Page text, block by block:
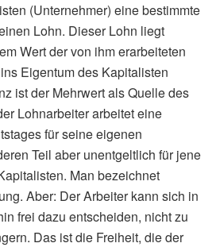
(Unternehmer) eine bestimmte
Lohn. Dieser Lohn liegt
Wert der von ihm erarbeiteten
Eigentum des Kapitalisten
ist der Mehrwert als Quelle des
Lohnarbeiter arbeitet eine
für seine eigenen
Teil aber unentgeltlich für jene
Man bezeichnet
Aber: Der Arbeiter kann sich in
frei dazu entscheiden, nicht zu
Das ist die Freiheit, die der